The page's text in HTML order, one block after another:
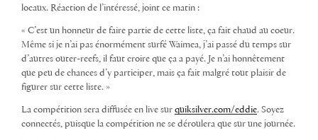
locaux. Réaction de l’intéressé, joint ce matin :
« C’est un honneur de faire partie de cette liste, ça fait chaud au coeur.
Même si je n’ai pas énormément surfé Waimea, j’ai passé du temps sur
d’autres outer-reefs, il faut croire que ça a payé. Je n’ai honnêtement
que peu de chances d’y participer, mais ça fait malgré tout plaisir de
figurer sur cette liste. »
La compétition sera diffusée en live sur quiksilver.com/eddie. Soyez
connectés, puisque la compétition ne se déroulera que sur une journée.